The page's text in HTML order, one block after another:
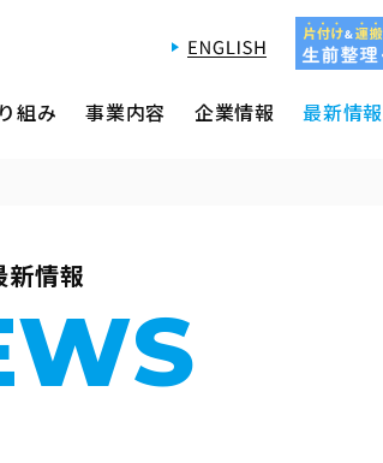
組み 事業内容 企業情報 最新情報
新情報